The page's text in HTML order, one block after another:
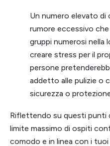
Un numero elevato di
rumore eccessivo
gruppi numerosi nella
creare stress per il
persone
addetto alle pulizie o
sicurezza o
Riflettendo su questi punti
limite massimo di ospiti
comodo e in linea con i